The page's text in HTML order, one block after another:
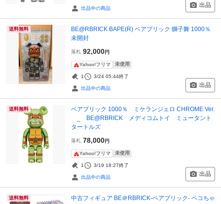
出品中の商品 出品
送料無料
BE@RBRICK BAPE(R) ベアブリック 獅子舞 1000％
未開封
落札 92,000円
Yahoo!フリマ 未使用
1 3/24 05:44終了
出品中の商品 出品
送料無料
ベアブリック 1000％ ミケランジェロ CHROME Ver.
_ BE@RBRICK メディコムトイ ミュータント
タートルズ
落札 78,000円
Yahoo!フリマ 未使用
1 3/19 18:27終了
出品中の商品 出品
送料無料
中古フィギュア BE＠RBRICK-ベアブリック- ペコちゃ